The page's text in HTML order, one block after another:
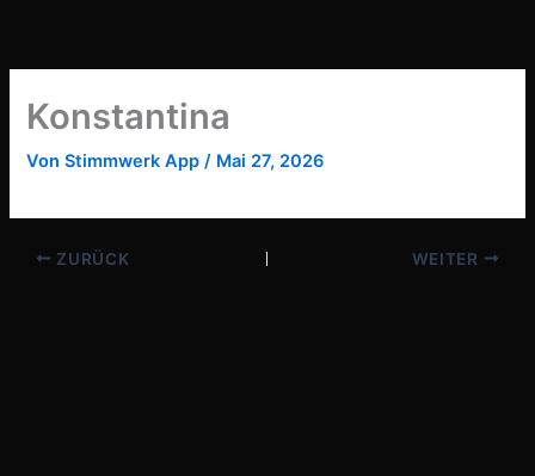
springen
Konstantina
VonStimmwerk App/ Mai 27, 2026
ZURÜCK WEITER